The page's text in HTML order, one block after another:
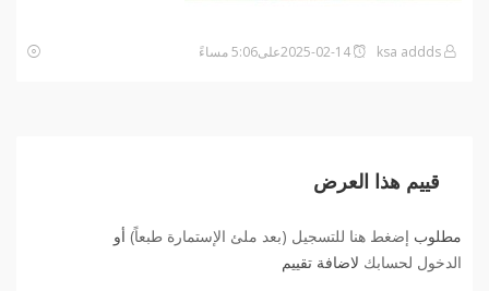
قييم هذا العرض
مطلوب إضغط هنا للتسجيل (بعد ملئ الإستمارة طبعاً) أو
الدخول لحسابك لاضافة تقييم